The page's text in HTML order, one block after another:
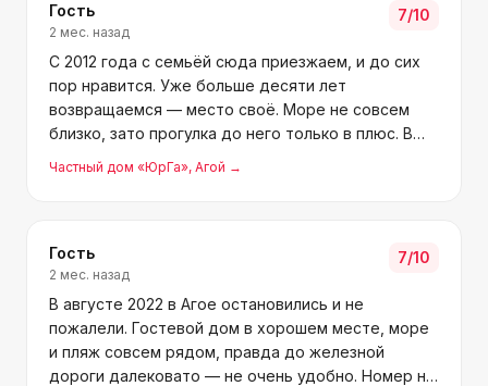
Гость
2 мес. назад
7/10
С 2012 года с семьёй сюда приезжаем, и до сих
пор нравится. Уже больше десяти лет
возвращаемся — место своё. Море не совсем
близко, зато прогулка до него только в плюс. В
доме очень уютная атмосфера. Юрий
Александрович, хозяин, отличный собеседник, с
Частный дом «ЮрГа», Агой →
Гость
2 мес. назад
7/10
В августе 2022 в Агое остановились и не
пожалели. Гостевой дом в хорошем месте, море
и пляж совсем рядом, правда до железной
дороги далековато — не очень удобно. Номер на